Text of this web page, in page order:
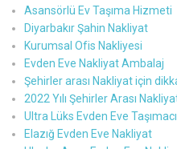
Asansörlü Ev Taşıma Hizmeti
Diyarbakır Şahin Nakliyat
Kurumsal Ofis Nakliyesi
Evden Eve Nakliyat Ambalaj
Şehirler arası Nakliyat için
2022 Yılı Şehirler Arası
Ultra Lüks Evden Eve
Elazığ Evden Eve Nakliyat